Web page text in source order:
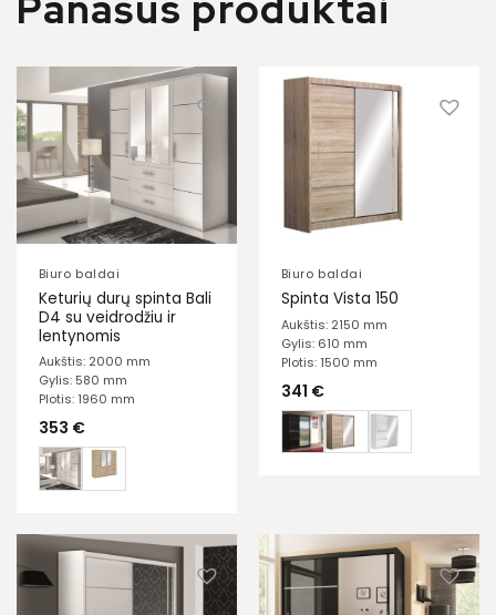
Biuro baldai
Keturių durų spinta Bali
D4 su veidrodžiu ir
lentynomis
Aukštis: 2000 mm
Gylis: 580 mm
Plotis: 1960 mm
353 €
Biuro baldai
Spinta Vista 150
Aukštis: 2150 mm
Gylis: 610 mm
Plotis: 1500 mm
341 €